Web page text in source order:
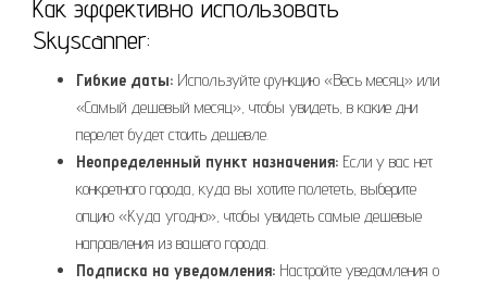
Как эффективно использовать
Skyscanner:
Гибкие даты: Используйте функцию «Весь месяц» или
«Самый дешевый месяц», чтобы увидеть, в какие дни
перелет будет стоить дешевле.
Неопределенный пункт назначения: Если у вас нет
конкретного города, куда вы хотите полететь, выберите
опцию «Куда угодно», чтобы увидеть самые дешевые
направления из вашего города.
Подписка на уведомления: Настройте уведомления о